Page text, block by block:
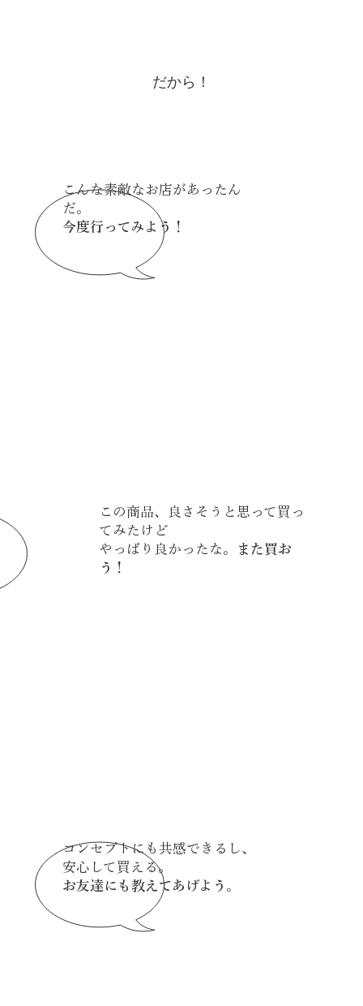
​だから！
こんな素敵なお店があったん
だ。
今度行ってみよう！
この商品、良さそうと思って買っ
てみたけど
やっぱり良かったな。 また買お
う！
コンセプトにも共感できるし、
安心して買える。
お友達にも教えてあげよう。